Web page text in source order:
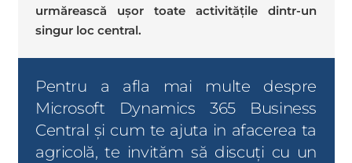
urmărească ușor toate activitățile dintr-un
singur loc central.
Pentru a afla mai multe despre
Microsoft Dynamics 365 Business
Central și cum te ajuta in afacerea ta
agricolă, te invităm să discuți cu un